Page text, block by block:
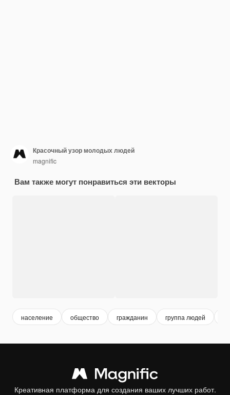
Красочный узор молодых людей
magnific
Вам также могут понравиться эти векторы
население общество гражданин группа людей
Креативная платформа для создания ваших лучших работ.